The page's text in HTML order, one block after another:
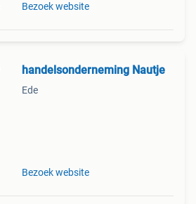
Bezoek website
handelsonderneming Nautje
Ede
Bezoek website